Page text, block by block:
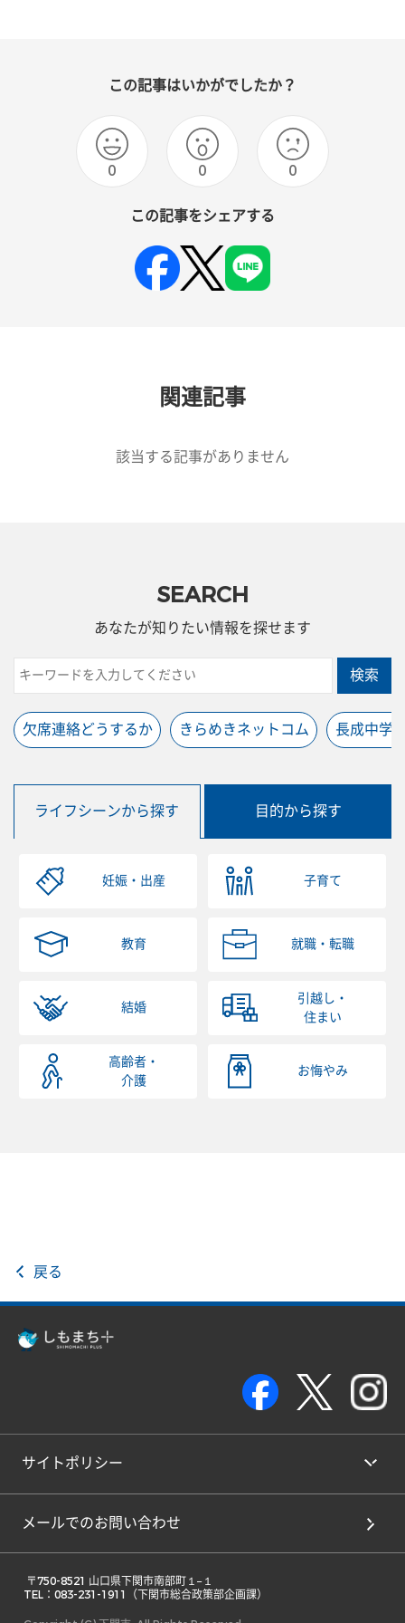
この記事はいかがでしたか？
0 0 0
この記事をシェアする
関連記事
該当する記事がありません
SEARCH
あなたが知りたい情報を探せます
検索
欠席連絡どうするか きらめきネットコム 長成中学
ライフシーンから探す 目的から探す
妊娠・出産 子育て
教育 就職・転職
結婚
引越し・
住まい
高齢者・
介護
お悔やみ
戻る
サイトポリシー
メールでのお問い合わせ
TEL：083-231-1911（下関市総合政策部企画課）